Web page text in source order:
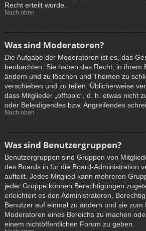
Recht erteilt wurde.
Nach oben
Was sind Moderatoren?
Die Aufgabe der Moderatoren ist es, das
beobachten. Sie haben das Recht, in ihrem
ändern und zu löschen und Themen zu
verschieben und zu teilen. Üblicherweise
dass Mitglieder „offtopic“, d. h. etwas nicht
oder Beleidigendes bzw. Angreifendes
Nach oben
Was sind Benutzergruppen?
Benutzergruppen sind Gruppen von
des Boards in für die Board-Administration
aufteilt. Jedes Mitglied kann mehreren
jeder Gruppe können Berechtigungen
erleichtert es den Administratoren,
Benutzer auf einmal zu ändern und sie zum
Moderatoren eines Bereichs zu machen
einem nichtöffentlichen Forum zu geben.